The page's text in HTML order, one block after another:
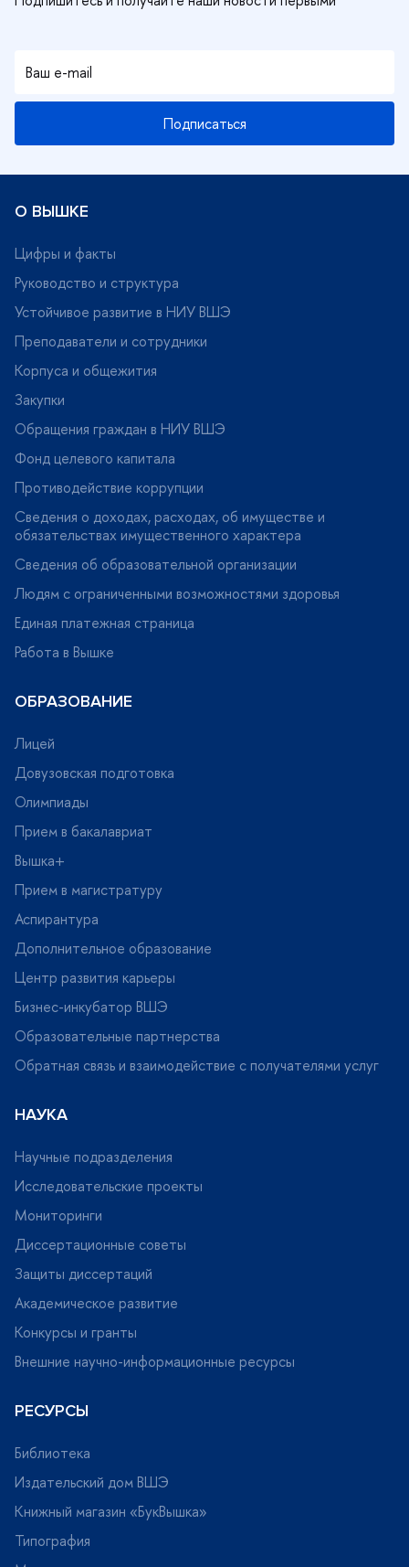
Подписаться
О ВЫШКЕ
Цифры и факты
Руководство и структура
Устойчивое развитие в НИУ ВШЭ
Преподаватели и сотрудники
Корпуса и общежития
Закупки
Обращения граждан в НИУ ВШЭ
Фонд целевого капитала
Противодействие коррупции
Сведения о доходах, расходах, об имуществе и
обязательствах имущественного характера
Сведения об образовательной организации
Людям с ограниченными возможностями здоровья
Единая платежная страница
Работа в Вышке
ОБРАЗОВАНИЕ
Лицей
Довузовская подготовка
Олимпиады
Прием в бакалавриат
ышка+
Прием в магистратуру
Аспирантура
Дополнительное образование
Центр развития карьеры
Бизнес-инкубатор ВШЭ
Образовательные партнерства
Обратная связь и взаимодействие с получателями услу
НАУКА
Научные подразделения
Исследовательские проекты
Мониторинги
Диссертационные советы
Защиты диссертаций
Академическое развитие
Конкурсы и гранты
нешние научно-информационные ресурсы
РЕСУРСЫ
Библиотека
Издательский дом ВШЭ
Книжный магазин «БукВышка»
Типография